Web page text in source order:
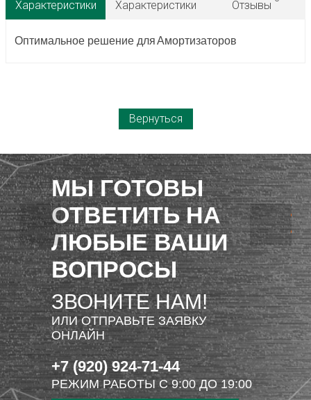
Характеристики
Характеристики Отзывы
Оптимальное решение дляАмортизаторов
Вернуться
МЫ ГОТОВЫ
ОТВЕТИТЬ НА
ЛЮБЫЕ ВАШИ
ВОПРОСЫ
ЗВОНИТЕ НАМ!
ИЛИ ОТПРАВЬТЕ ЗАЯВКУ
ОНЛАЙН
+7 (920) 924-71-44
РЕЖИМ РАБОТЫ С 9:00 ДО 19:00